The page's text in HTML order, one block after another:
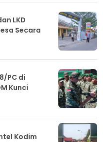
LKD
Secara
PC di
Kunci
Kodim